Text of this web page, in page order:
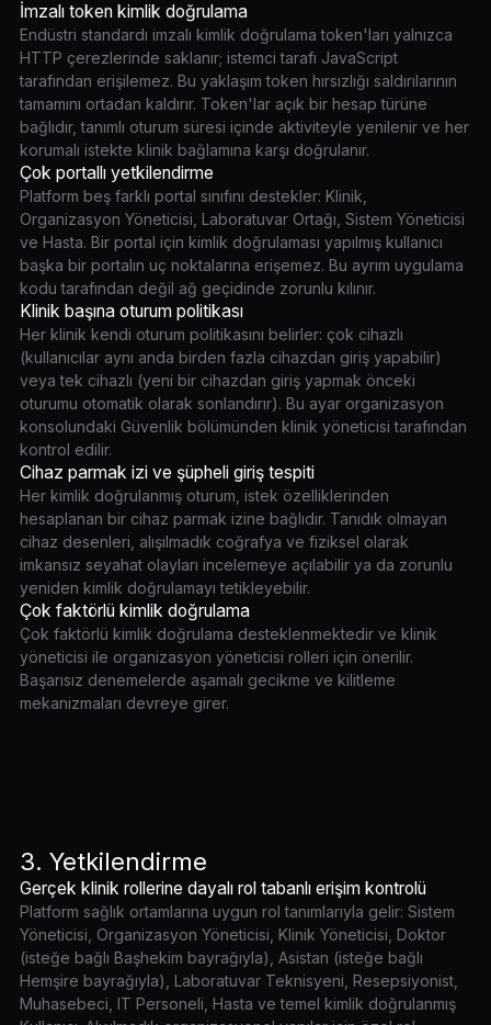
İmzalı token kimlik doğrulama
Endüstri standardı imzalı kimlik doğrulama token'ları yalnızca
HTTP çerezlerinde saklanır; istemci tarafı JavaScript
tarafından erişilemez. Bu yaklaşım token hırsızlığı saldırılarının
tamamını ortadan kaldırır. Token'lar açık bir hesap türüne
bağlıdır, tanımlı oturum süresi içinde aktiviteyle yenilenir ve her
korumalı istekte klinik bağlamına karşı doğrulanır.
Çok portallı yetkilendirme
Platform beş farklı portal sınıfını destekler: Klinik,
Organizasyon Yöneticisi, Laboratuvar Ortağı, Sistem Yöneticisi
ve Hasta. Bir portal için kimlik doğrulaması yapılmış kullanıcı
başka bir portalın uç noktalarına erişemez. Bu ayrım uygulama
kodu tarafından değil ağ geçidinde zorunlu kılınır.
Klinik başına oturum politikası
Her klinik kendi oturum politikasını belirler: çok cihazlı
(kullanıcılar aynı anda birden fazla cihazdan giriş yapabilir)
veya tek cihazlı (yeni bir cihazdan giriş yapmak önceki
oturumu otomatik olarak sonlandırır). Bu ayar organizasyon
konsolundaki Güvenlik bölümünden klinik yöneticisi tarafından
kontrol edilir.
Cihaz parmak izi ve şüpheli giriş tespiti
Her kimlik doğrulanmış oturum, istek özelliklerinden
hesaplanan bir cihaz parmak izine bağlıdır. Tanıdık olmayan
cihaz desenleri, alışılmadık coğrafya ve fiziksel olarak
imkansız seyahat olayları incelemeye açılabilir ya da zorunlu
yeniden kimlik doğrulamayı tetikleyebilir.
Çok faktörlü kimlik doğrulama
Çok faktörlü kimlik doğrulama desteklenmektedir ve klinik
yöneticisi ile organizasyon yöneticisi rolleri için önerilir.
Başarısız denemelerde aşamalı gecikme ve kilitleme
mekanizmaları devreye girer.
3. Yetkilendirme
Gerçek klinik rollerine dayalı rol tabanlı erişim kontrolü
Platform sağlık ortamlarına uygun rol tanımlarıyla gelir: Sistem
Yöneticisi, Organizasyon Yöneticisi, Klinik Yöneticisi, Doktor
(isteğe bağlı Başhekim bayrağıyla), Asistan (isteğe bağlı
Hemşire bayrağıyla), Laboratuvar Teknisyeni, Resepsiyonist,
Muhasebeci, IT Personeli, Hasta ve temel kimlik doğrulanmış